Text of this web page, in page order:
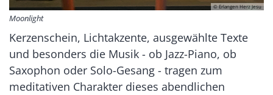
© Erlangen Herz Jesu
Moonlight
Kerzenschein, Lichtakzente, ausgewählte Texte
und besonders die Musik - ob Jazz-Piano, ob
Saxophon oder Solo-Gesang - tragen zum
meditativen Charakter dieses abendlichen